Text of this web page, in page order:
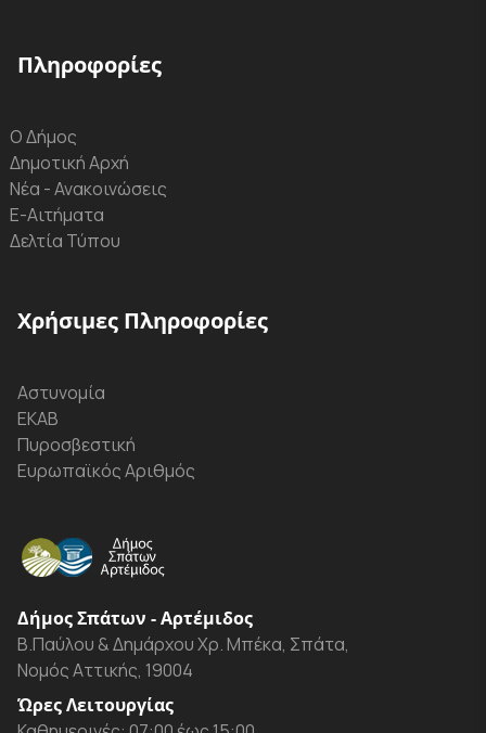
Πληροφορίες
Ο Δήμος
Δημοτική Αρχή
Νέα - Ανακοινώσεις
Ε-Αιτήματα
Δελτία Τύπου
Χρήσιμες Πληροφορίες
Αστυνομία
ΕΚΑΒ
Πυροσβεστική
Ευρωπαϊκός Αριθμός
Δήμος Σπάτων - Αρτέμιδος
Β.Παύλου & Δημάρχου Χρ. Μπέκα, Σπάτα,
Νομός Αττικής, 19004
Ώρες Λειτουργίας